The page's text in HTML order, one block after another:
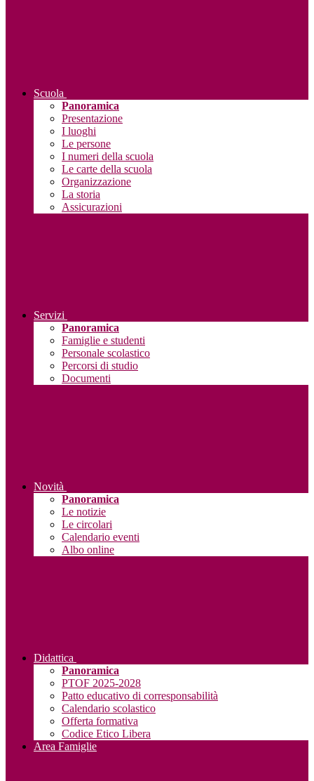
Scuola
Panoramica
Presentazione
I luoghi
Le persone
I numeri della scuola
Le carte della scuola
Organizzazione
La storia
Assicurazioni
Servizi
Panoramica
Famiglie e studenti
Personale scolastico
Percorsi di studio
Documenti
Novità
Panoramica
Le notizie
Le circolari
Calendario eventi
Albo online
Didattica
Panoramica
PTOF 2025-2028
Patto educativo di corresponsabilità
Calendario scolastico
Offerta formativa
Codice Etico Libera
Area Famiglie